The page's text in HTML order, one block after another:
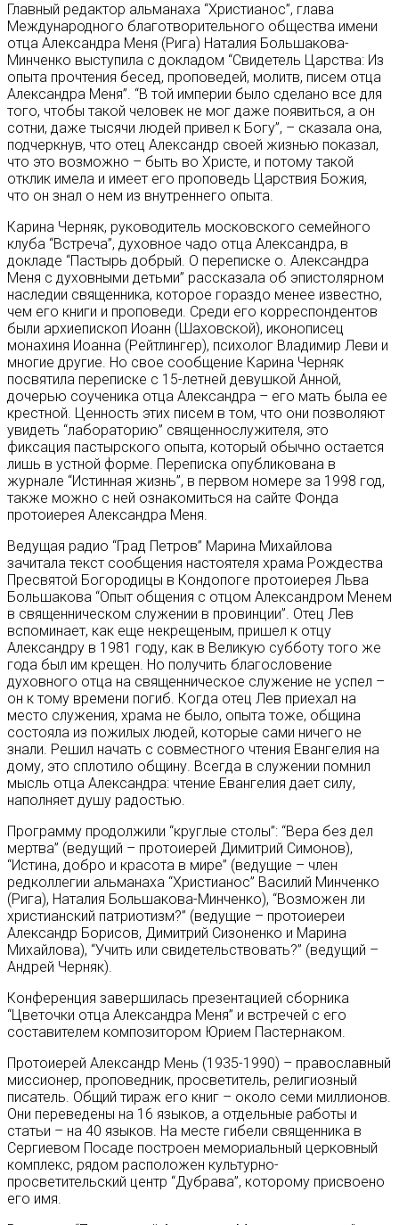
Главный редактор альманаха “Христианос”, глава
Международного благотворительного общества имени
отца Александра Меня (Рига) Наталия Большакова-
Минченко выступила с докладом “Свидетель Царства: Из
опыта прочтения бесед, проповедей, молитв, писем отца
Александра Меня”. “В той империи было сделано все для
того, чтобы такой человек не мог даже появиться, а он
сотни, даже тысячи людей привел к Богу”, – сказала она,
подчеркнув, что отец Александр своей жизнью показал,
что это возможно – быть во Христе, и потому такой
отклик имела и имеет его проповедь Царствия Божия,
что он знал о нем из внутреннего опыта.
Карина Черняк, руководитель московского семейного
клуба “Встреча”, духовное чадо отца Александра, в
докладе “Пастырь добрый. О переписке о. Александра
Меня с духовными детьми” рассказала об эпистолярном
наследии священника, которое гораздо менее известно,
чем его книги и проповеди. Среди его корреспондентов
были архиепископ Иоанн (Шаховской), иконописец
монахиня Иоанна (Рейтлингер), психолог Владимир Леви и
многие другие. Но свое сообщение Карина Черняк
посвятила переписке с 15-летней девушкой Анной,
дочерью соученика отца Александра – его мать была ее
крестной. Ценность этих писем в том, что они позволяют
увидеть “лабораторию” священнослужителя, это
фиксация пастырского опыта, который обычно остается
лишь в устной форме. Переписка опубликована в
журнале “Истинная жизнь”, в первом номере за 1998 год,
также можно с ней ознакомиться на сайте Фонда
протоиерея Александра Меня.
Ведущая радио “Град Петров” Марина Михайлова
зачитала текст сообщения настоятеля храма Рождества
Пресвятой Богородицы в Кондопоге протоиерея Льва
Большакова “Опыт общения с отцом Александром Менем
в священническом служении в провинции”. Отец Лев
вспоминает, как еще некрещеным, пришел к отцу
Александру в 1981 году, как в Великую субботу того же
года был им крещен. Но получить благословение
духовного отца на священническое служение не успел –
он к тому времени погиб. Когда отец Лев приехал на
место служения, храма не было, опыта тоже, община
состояла из пожилых людей, которые сами ничего не
знали. Решил начать с совместного чтения Евангелия на
дому, это сплотило общину. Всегда в служении помнил
мысль отца Александра: чтение Евангелия дает силу,
наполняет душу радостью.
Программу продолжили “круглые столы”: “Вера без дел
мертва” (ведущий – протоиерей Димитрий Симонов),
“Истина, добро и красота в мире” (ведущие – член
редколлегии альманаха “Христианос” Василий Минченко
(Рига), Наталия Большакова-Минченко), “Возможен ли
христианский патриотизм?” (ведущие – протоиереи
Александр Борисов, Димитрий Сизоненко и Марина
Михайлова), “Учить или свидетельствовать?” (ведущий –
Андрей Черняк).
Конференция завершилась презентацией сборника
“Цветочки отца Александра Меня” и встречей с его
составителем композитором Юрием Пастернаком.
Протоиерей Александр Мень (1935-1990) – православный
миссионер, проповедник, просветитель, религиозный
писатель. Общий тираж его книг – около семи миллионов.
Они переведены на 16 языков, а отдельные работы и
статьи – на 40 языков. На месте гибели священника в
Сергиевом Посаде построен мемориальный церковный
комплекс, рядом расположен культурно-
просветительский центр “Дубрава”, которому присвоено
его имя.